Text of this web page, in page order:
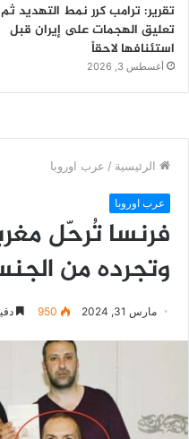
تقرير: ترامب كرر نمط التهديد ثم
تعليق الهجمات على إيران قبل
استئنافها لاحقاً
أغسطس 3, 2026